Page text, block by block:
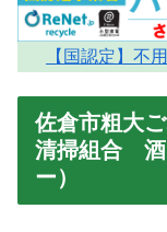
【国認定】不
佐倉市粗大
清掃組合 酒
ー）